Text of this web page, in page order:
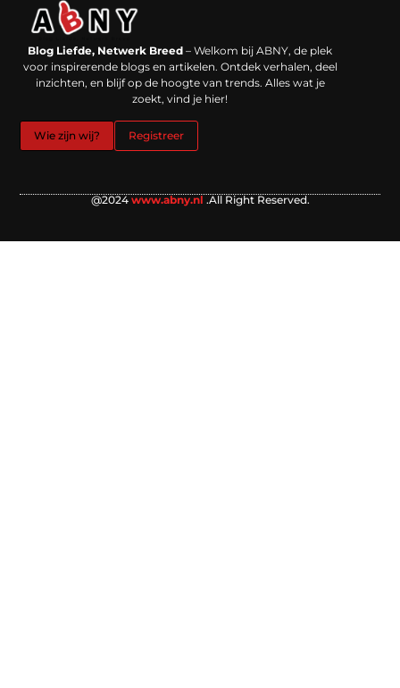
Blog Liefde, Netwerk Breed – Welkom bij ABNY, de plek
voor inspirerende blogs en artikelen. Ontdek verhalen, deel
inzichten, en blijf op de hoogte van trends. Alles wat je
zoekt, vind je hier!
Wie zijn wij? Registreer
@2024 www.abny.nl .All Right Reserved.